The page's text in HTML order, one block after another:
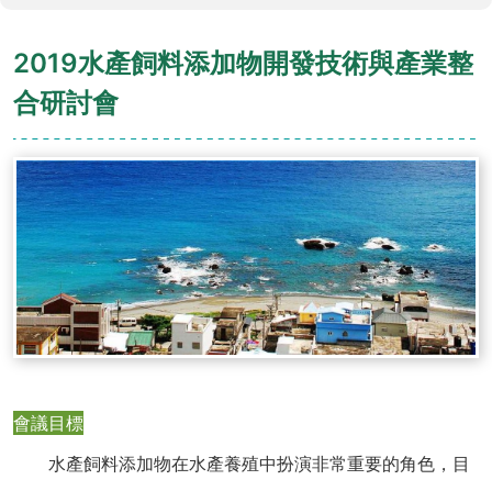
2019水產飼料添加物開發技術與產業整
合研討會
會議目標
水產飼料添加物在水產養殖中扮演非常重要的角色，目